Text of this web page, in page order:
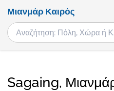
Μιανμάρ Καιρός
Sagaing,